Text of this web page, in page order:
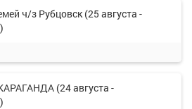
ч/з Рубцовск (25 августа -
(24 августа -